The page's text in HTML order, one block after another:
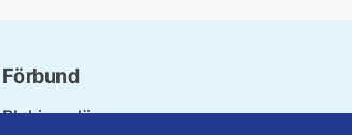
Förbund
Blekinge län